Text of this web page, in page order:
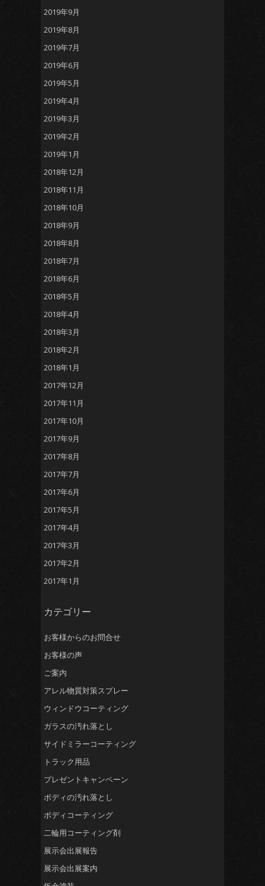
2019年9月
2019年8月
2019年7月
2019年6月
2019年5月
2019年4月
2019年3月
2019年2月
2019年1月
2018年12月
2018年11月
2018年10月
2018年9月
2018年8月
2018年7月
2018年6月
2018年5月
2018年4月
2018年3月
2018年2月
2018年1月
2017年12月
2017年11月
2017年10月
2017年9月
2017年8月
2017年7月
2017年6月
2017年5月
2017年4月
2017年3月
2017年2月
2017年1月
カテゴリー
お客様からのお問合せ
お客様の声
ご案内
アレル物質対策スプレー
ウィンドウコーティング
ガラスの汚れ落とし
サイドミラーコーティング
トラック用品
プレゼントキャンペーン
ボディの汚れ落とし
ボディコーティング
二輪用コーティング剤
展示会出展報告
展示会出展案内